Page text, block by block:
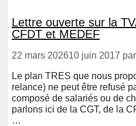
Lettre ouverte sur la
CFDT et MEDEF
22 mars 202610 juin 2017 par
Le plan TRES que nous
relance) ne peut être refusé
composé de salariés ou de
parlons ici de la CGT, de la
…